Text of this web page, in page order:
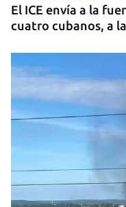
El ICE envía a la
cuatro cubanos, a